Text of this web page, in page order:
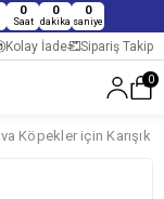
0
Saat
0
dakika
0
saniye
Kolay İade Sipariş Takip
0